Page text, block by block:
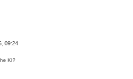
09:24
KI?